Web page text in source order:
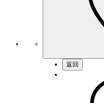
返回